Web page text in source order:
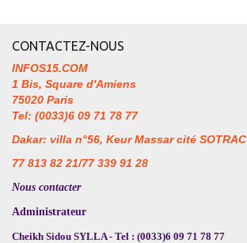
CONTACTEZ-NOUS
INFOS15.COM
1 Bis, Square d'Amiens
75020 Paris
Tel: (0033)6 09 71 78 77
Dakar: villa n°56, Keur Massar cité SOTRAC
77 813 82 21/77 339 91 28
Nous contacter
Administrateur
Cheikh Sidou SYLLA - Tel : (0033)6 09 71 78 77